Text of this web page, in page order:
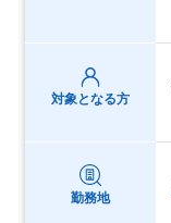
対象となる方
勤務地